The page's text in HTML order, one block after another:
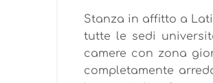
Stanza in affitto a
tutte le sedi
camere con zona
completamente